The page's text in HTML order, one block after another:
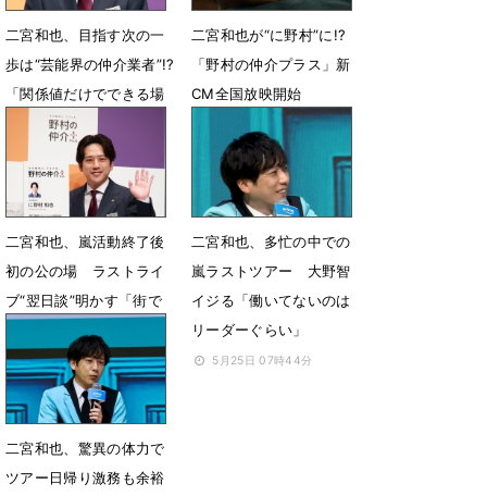
二宮和也、目指す次の一
歩は“芸能界の仲介業者”!?
「関係値だけでできる場
所を作っていけたら」
6月3日 12時47分
二宮和也が“に野村”に!?
「野村の仲介プラス」新
CM全国放映開始
6月3日 12時07分
二宮和也、嵐活動終了後
初の公の場 ラストライ
ブ“翌日談”明かす「街で
6月3日 11時35分
二宮和也、多忙の中での
嵐ラストツアー 大野智
イジる「働いてないのは
リーダーぐらい」
5月25日 07時44分
二宮和也、驚異の体力で
ツアー日帰り激務も余裕